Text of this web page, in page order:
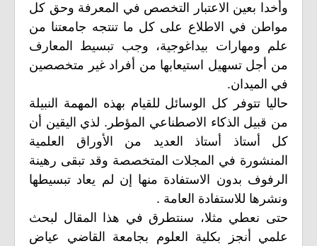
وأخدا بعين الاعتبار التخصص في المعرفة وحق كل
مواطن في الاطلاع على كل ما تنتجه جامعتنا من
علم ومهارات بيداغوجية، وجب تبسيط المعارف
من أجل تسهيل استيعابها من أفراد غير متخصصين
في الميدان.
حاليا تتوفر كل الوسائل للقيام بهذه المهمة النبيلة
من قبيل الذكاء الاصطناعي المؤطر. لذي اليقين أن
كل أستاذ أستاذ العديد من الأوراق العلمية
المنشورة في المجلات المتخصصة وقد تبقى رهينة
الرفوف بدون الاستفادة منها إن لم يعاد تبسيطها
ونشرها للاستفادة العامة .
حتى نعطي مثلا، سنتطرق في هذا المقال لبحث
علمي أنجز بكلية العلوم بجامعة القاضي عياض